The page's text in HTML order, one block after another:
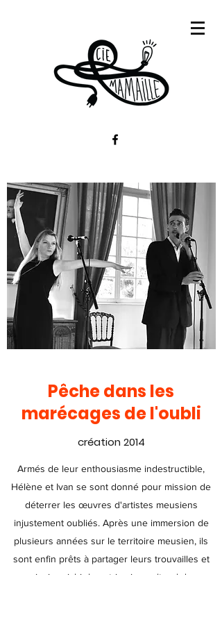
Pêche dans les
marécages de l'oubli
création 2014
Armés de leur enthousiasme indestructible,
Hélène et Ivan se sont donné pour mission de
déterrer les œuvres d'artistes meusiens
injustement oubliés. Après une immersion de
plusieurs années sur le territoire meusien, ils
sont enfin prêts à partager leurs trouvailles et
ainsi enrichir le patrimoine culturel du